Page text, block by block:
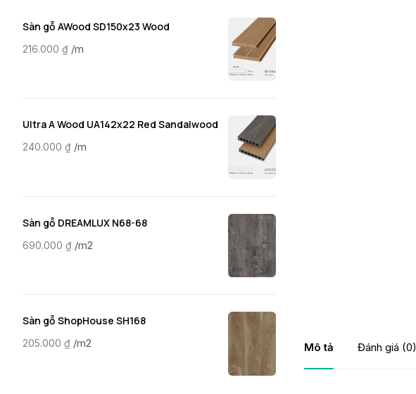
Mô tả Đánh giá (0)
Sàn gỗ AWood SD150x23 Wood
216.000 ₫ /m
Ultra A Wood UA142x22 Red Sandalwood
240.000 ₫ /m
Sàn gỗ DREAMLUX N68-68
690.000 ₫ /m2
Sàn gỗ ShopHouse SH168
205.000 ₫ /m2